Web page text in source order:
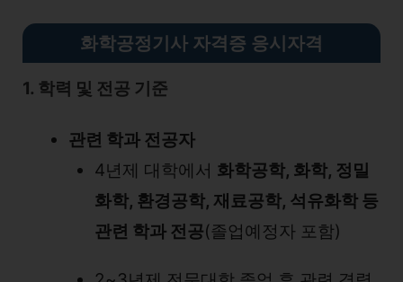
화학공정기사 자격증 응시자격
1. 학력 및 전공 기준
관련 학과 전공자
4년제 대학에서 화학공학, 화학, 정밀
화학, 환경공학, 재료공학, 석유화학 등
관련 학과 전공(졸업예정자 포함)